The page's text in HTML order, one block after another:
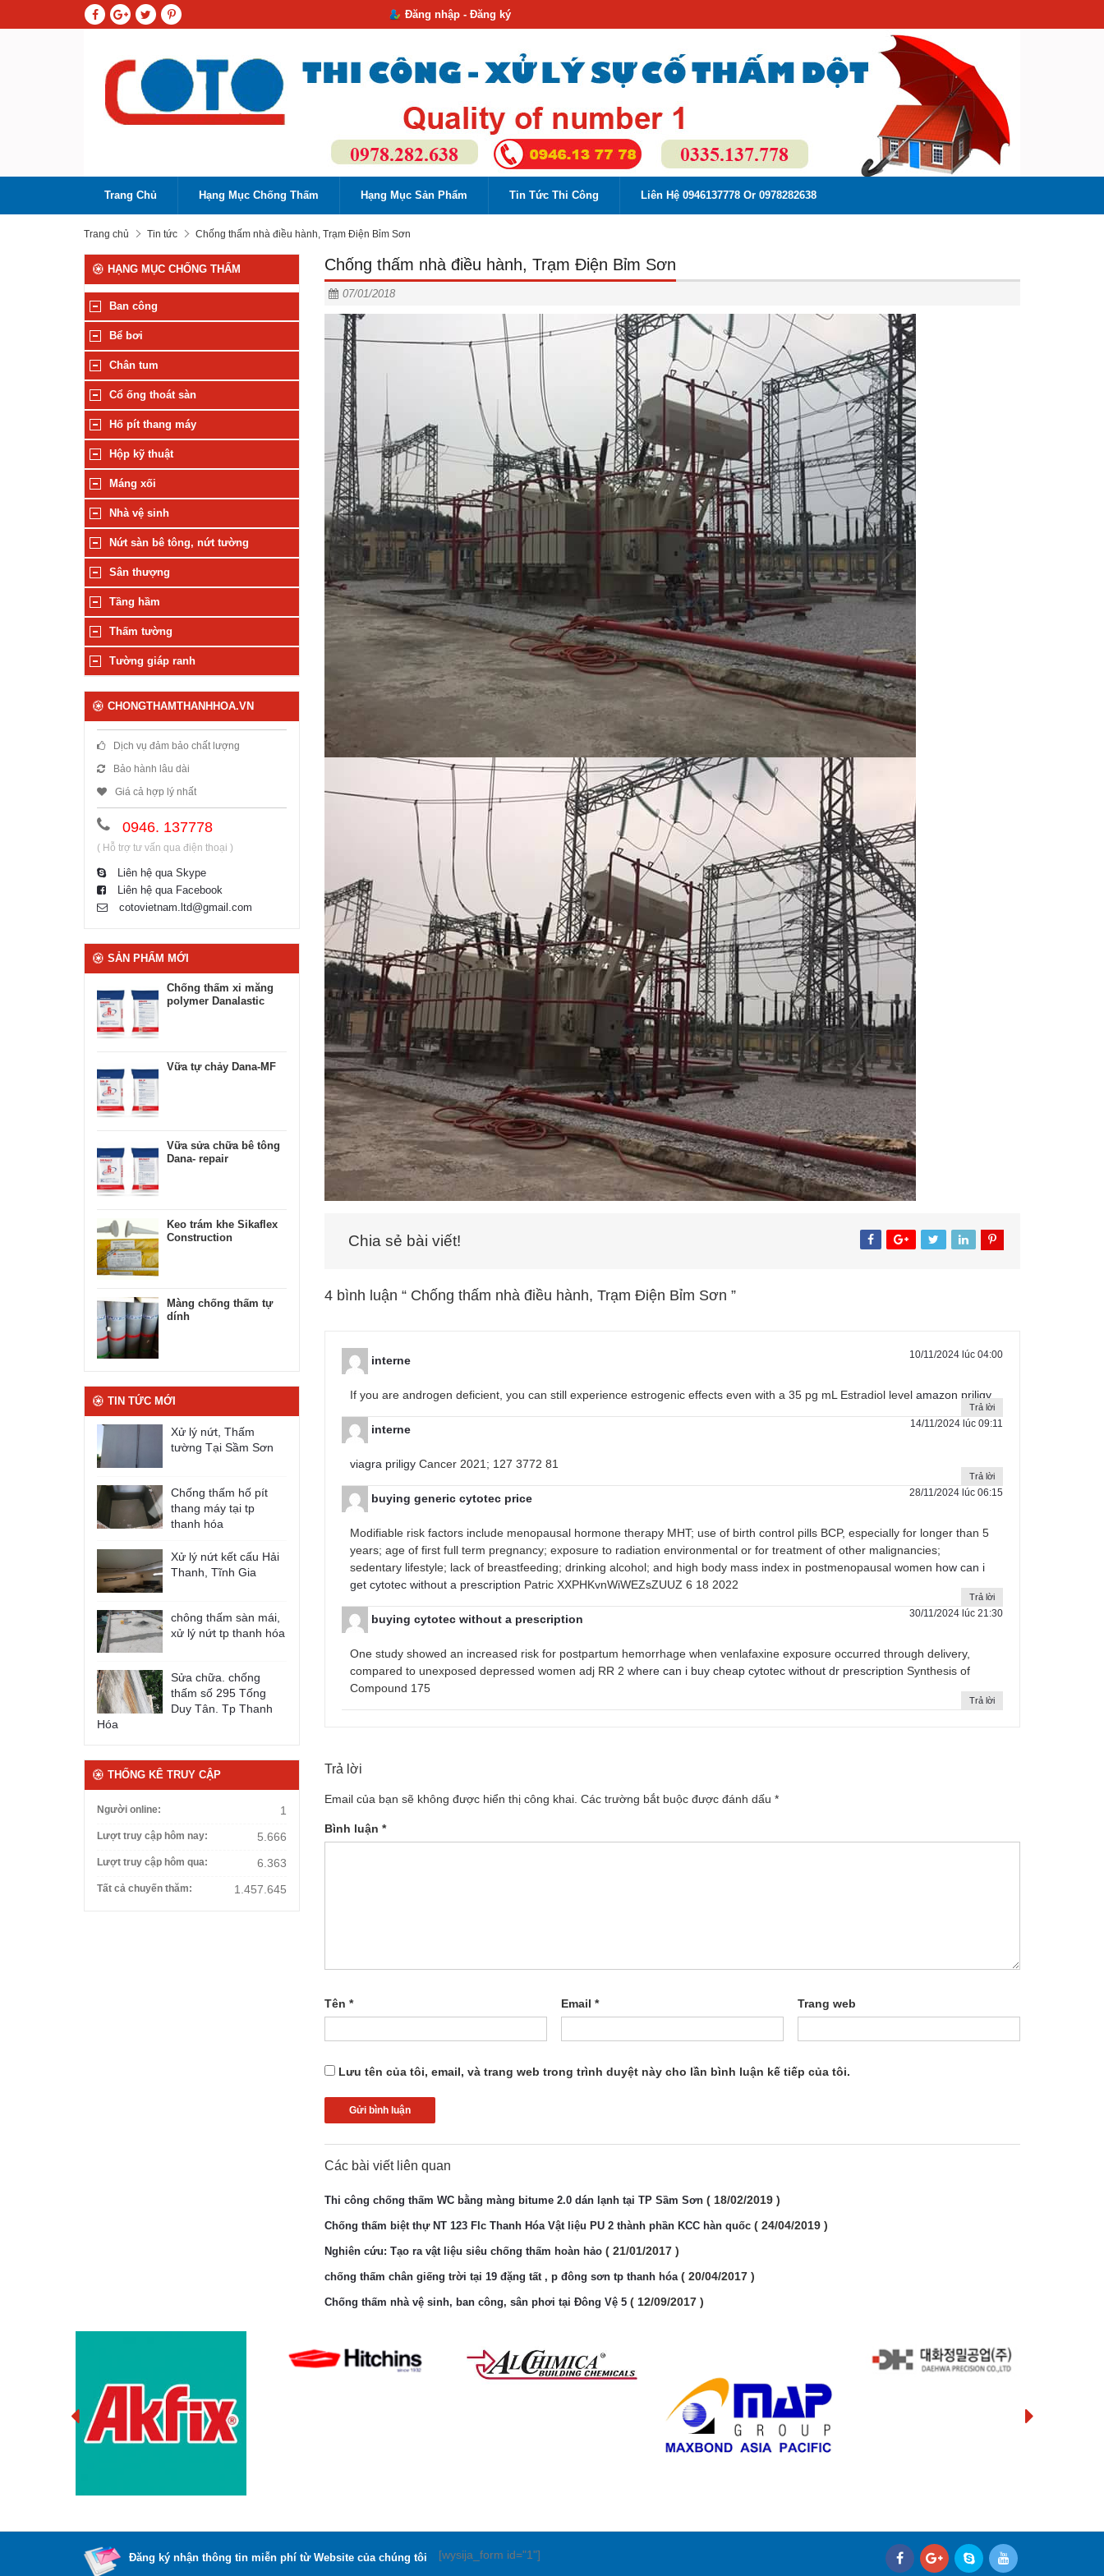
Đăng nhập - Đăng ký
Trang Chủ Hạng Mục Chống Thấm Hạng Mục Sản Phẩm Tin Tức Thi Công Liên Hệ 0946137778 Or 0978282638
Trang chủ Tin tức Chống thấm nhà điều hành, Trạm Điện Bỉm Sơn
Chống thấm nhà điều hành, Trạm Điện Bỉm Sơn
07/01/2018
Chia sẻ bài viết!
4 bình luận “ Chống thấm nhà điều hành, Trạm Điện Bỉm Sơn ”
interne 10/11/2024 lúc 04:00
If you are androgen deficient, you can still experience estrogenic effects even with a 35 pg mL Estradiol level amazon priligy
Trả lời
interne 14/11/2024 lúc 09:11
viagra priligyCancer 2021; 127 3772 81
Trả lời
buying generic cytotec price 28/11/2024 lúc 06:15
Modifiable risk factors include menopausal hormone therapy MHT; use of birth control pills BCP, especially for longer than 5
years; age of first full term pregnancy; exposure to radiation environmental or for treatment of other malignancies;
sedentary lifestyle; lack of breastfeeding; drinking alcohol; and high body mass index in postmenopausal women how can i
get cytotec without a prescription Patric XXPHKvnWiWEZsZUUZ 6 18 2022
Trả lời
buying cytotec without a prescription 30/11/2024 lúc 21:30
One study showed an increased risk for postpartum hemorrhage when venlafaxine exposure occurred through delivery,
compared to unexposed depressed women adj RR 2 where can i buy cheap cytotec without dr prescription Synthesis of
Compound 175
Trả lời
Trả lời
Email của bạn sẽ không được hiển thị công khai. Các trường bắt buộc được đánh dấu *
Bình luận *
Tên * Email * Trang web
Lưu tên của tôi, email, và trang web trong trình duyệt này cho lần bình luận kế tiếp của tôi.
Các bài viết liên quan
Thi công chống thấm WC bằng màng bitume 2.0 dán lạnh tại TP Sầm Sơn ( 18/02/2019 )
Chống thấm biệt thự NT 123 Flc Thanh Hóa Vật liệu PU 2 thành phần KCC hàn quốc ( 24/04/2019 )
Nghiên cứu: Tạo ra vật liệu siêu chống thấm hoàn hảo ( 21/01/2017 )
chống thấm chân giếng trời tại 19 đặng tất , p đông sơn tp thanh hóa ( 20/04/2017 )
Chống thấm nhà vệ sinh, ban công, sân phơi tại Đông Vệ 5 ( 12/09/2017 )
HẠNG MỤC CHỐNG THẤM
Ban công
Bể bơi
Chân tum
Cổ ống thoát sàn
Hố pít thang máy
Hộp kỹ thuật
Máng xối
Nhà vệ sinh
Nứt sàn bê tông, nứt tường
Sân thượng
Tầng hầm
Thấm tường
Tường giáp ranh
CHONGTHAMTHANHHOA.VN
Dịch vụ đảm bảo chất lượng
Bảo hành lâu dài
Giá cả hợp lý nhất
0946. 137778
( Hỗ trợ tư vấn qua điện thoại )
Liên hệ qua Skype
Liên hệ qua Facebook
cotovietnam.ltd@gmail.com
SẢN PHẨM MỚI
Chống thấm xi măng
polymer Danalastic
Vữa tự chảy Dana-MF
Vữa sửa chữa bê tông
Dana- repair
Keo trám khe Sikaflex
Construction
Màng chống thấm tự
dính
TIN TỨC MỚI
Xử lý nứt, Thấm
tường Tại Sầm Sơn
Chống thấm hố pít
thang máy tại tp
thanh hóa
Xử lý nứt kết cấu Hải
Thanh, Tĩnh Gia
chông thấm sàn mái,
xử lý nứt tp thanh hóa
Sửa chữa. chống
thấm số 295 Tống
Duy Tân. Tp Thanh
Hóa
THỐNG KÊ TRUY CẬP
Người online: 1
Lượt truy cập hôm nay: 5.666
Lượt truy cập hôm qua: 6.363
Tất cả chuyến thăm: 1.457.645
Đăng ký nhận thông tin miễn phí từ Website của chúng tôi [wysija_form id="1"]